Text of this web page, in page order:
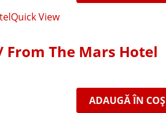
Quick View
From The Mars Hotel
ADAUGĂ ÎN COȘ